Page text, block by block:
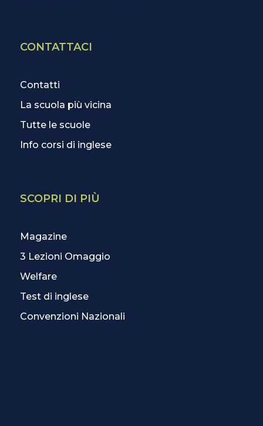
CONTATTACI
Contatti
La scuola più vicina
Tutte le scuole
Info corsi di inglese
SCOPRI DI PIÙ
Magazine
3 Lezioni Omaggio
Welfare
Test di inglese
Convenzioni Nazionali